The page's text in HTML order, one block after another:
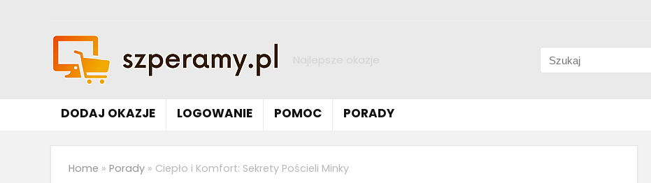
DODAJ OKAZJE LOGOWANIE POMOC PORADY
Home » Porady » Ciepło i Komfort: Sekrety Pościeli Minky